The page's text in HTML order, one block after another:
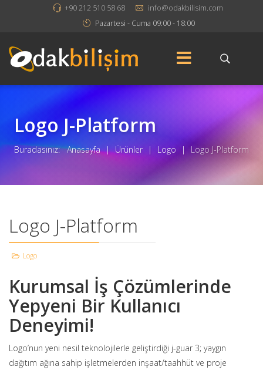
+90 212 510 58 68
info@odakbilisim.com
Pazartesi - Cuma 09:00 - 18:00
Logo J-Platform
Buradasınız: Anasayfa | Ürünler | Logo | Logo J-Platform
Logo J-Platform
Logo
Kurumsal İş Çözümlerinde
Yepyeni Bir Kullanıcı
Deneyimi!
Logo’nun yeni nesil teknolojilerle geliştirdiği j-guar 3; yaygın
dağıtım ağına sahip işletmelerden inşaat/taahhüt ve proje